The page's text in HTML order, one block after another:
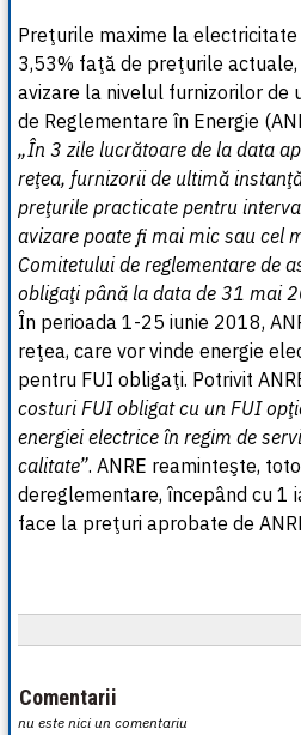
Preţurile maxime la
3,53% faţă de preţurile
avizare la nivelul furnizorilor
de Reglementare în Energie
„În 3 zile lucrătoare de la data
reţea, furnizorii de ultimă
preţurile practicate pentru
avizare poate fi mai mic sau cel
Comitetului de reglementare de
obligaţi până la data de 31 mai
În perioada 1-25 iunie 2018,
reţea, care vor vinde energie
pentru FUI obligaţi. Potrivit
costuri FUI obligat cu un FUI
energiei electrice în regim de
calitate”. ANRE reaminteşte,
dereglementare, începând cu 1
face la preţuri aprobate de
Comentarii
nu este nici un comentariu